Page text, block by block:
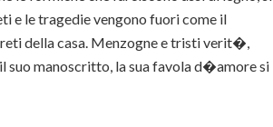
e le tragedie vengono fuori come il
della casa. Menzogne e tristi verit�,
suo manoscritto, la sua favola d�amore si